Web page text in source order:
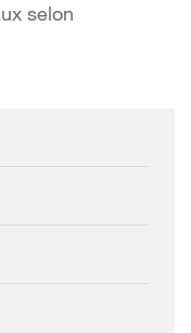
selon